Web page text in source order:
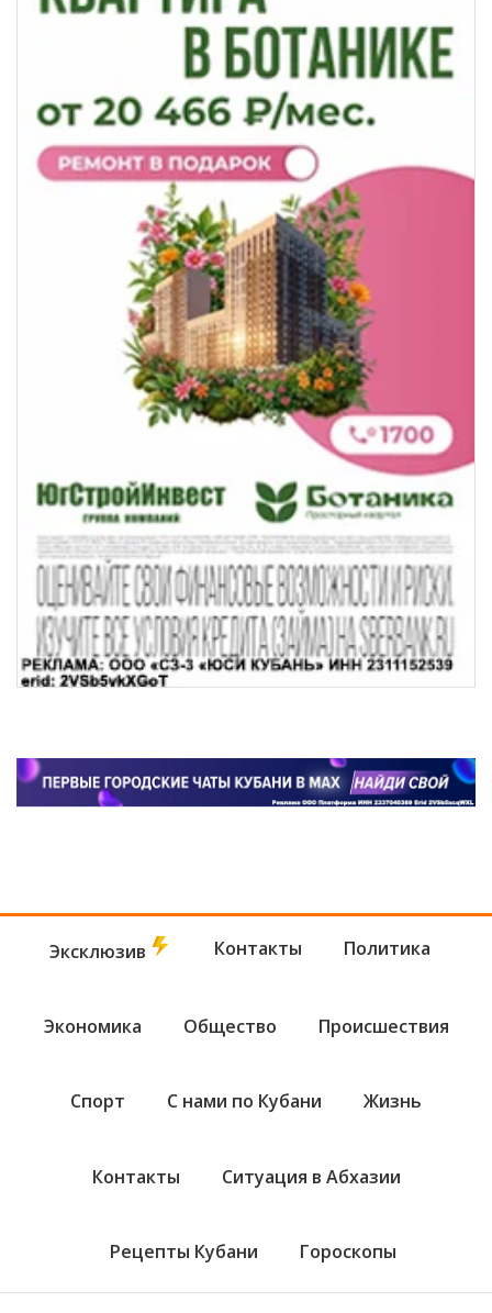
Эксклюзив Контакты Политика
Экономика Общество Происшествия
Спорт С нами по Кубани Жизнь
Контакты Ситуация в Абхазии
Рецепты Кубани Гороскопы